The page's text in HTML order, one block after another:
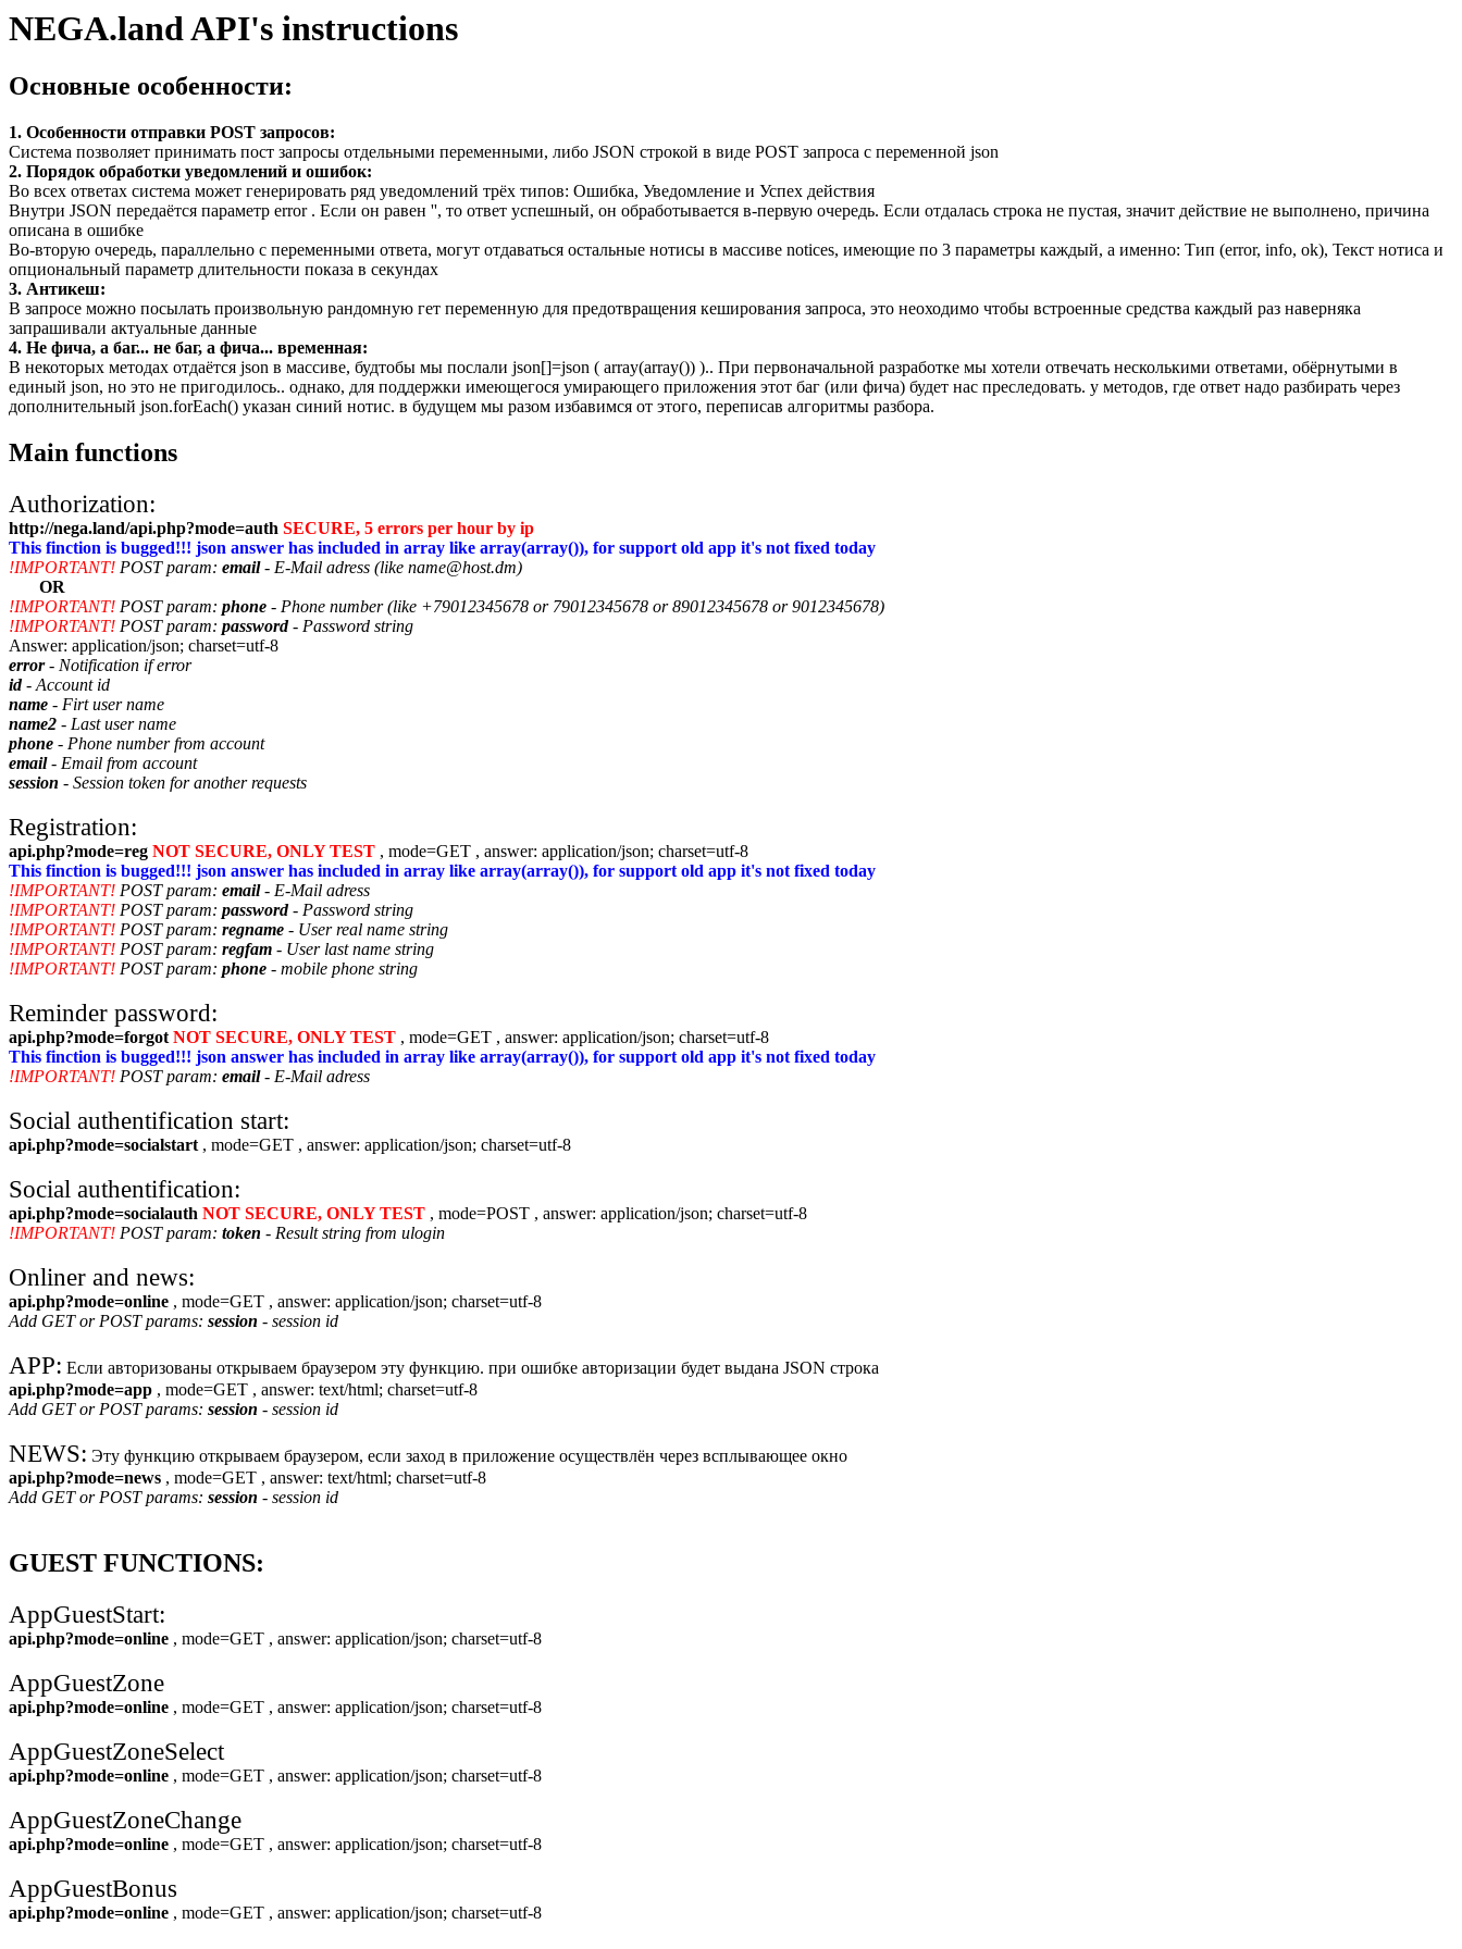
NEGA.land API's instructions
Основные особенности:
1. Особенности отправки POST запросов:
Система позволяет принимать пост запросы отдельными переменными, либо JSON строкой в виде POST запроса с переменной json
2. Порядок обработки уведомлений и ошибок:
Во всех ответах система может генерировать ряд уведомлений трёх типов: Ошибка, Уведомление и Успех действия
Внутри JSON передаётся параметр error . Если он равен '', то ответ успешный, он обработывается в-первую очередь. Если отдалась строка не пустая, значит действие не выполнено, причина
описана в ошибке
Во-вторую очередь, параллельно с переменными ответа, могут отдаваться остальные нотисы в массиве notices, имеющие по 3 параметры каждый, а именно: Тип (error, info, ok), Текст нотиса и
опциональный параметр длительности показа в секундах
3. Антикеш:
В запросе можно посылать произвольную рандомную гет переменную для предотвращения кеширования запроса, это неоходимо чтобы встроенные средства каждый раз наверняка
запрашивали актуальные данные
4. Не фича, а баг... не баг, а фича... временная:
В некоторых методах отдаётся json в массиве, будтобы мы послали json[]=json ( array(array()) ).. При первоначальной разработке мы хотели отвечать несколькими ответами, обёрнутыми в
единый json, но это не пригодилось.. однако, для поддержки имеющегося умирающего приложения этот баг (или фича) будет нас преследовать. у методов, где ответ надо разбирать через
дополнительный json.forEach() указан синий нотис. в будущем мы разом избавимся от этого, переписав алгоритмы разбора.
Main functions
Authorization:
http://nega.land/api.php?mode=auth SECURE, 5 errors per hour by ip
This finction is bugged!!! json answer has included in array like array(array()), for support old app it's not fixed today
!IMPORTANT! POST param: email- E-Mail adress (like name@host.dm)
OR
!IMPORTANT! POST param: phone - Phone number (like +79012345678 or 79012345678 or 89012345678 or 9012345678)
!IMPORTANT! POST param: password- Password string
Answer: application/json; charset=utf-8
error- Notification if error
id- Account id
name - Firt user name
name2 - Last user name
phone - Phone number from account
email- Email from account
session - Session token for another requests
Registration:
api.php?mode=reg NOT SECURE, ONLY TEST , mode=GET , answer: application/json; charset=utf-8
This finction is bugged!!! json answer has included in array like array(array()), for support old app it's not fixed today
!IMPORTANT! POST param: email- E-Mail adress
!IMPORTANT! POST param: password- Password string
!IMPORTANT! POST param: regname - User real name string
!IMPORTANT! POST param: regfam - User last name string
!IMPORTANT! POST param: phone - mobile phone string
Reminder password:
api.php?mode=forgot NOT SECURE, ONLY TEST , mode=GET , answer: application/json; charset=utf-8
This finction is bugged!!! json answer has included in array like array(array()), for support old app it's not fixed today
!IMPORTANT! POST param: email- E-Mail adress
Social authentification start:
api.php?mode=socialstart , mode=GET , answer: application/json; charset=utf-8
Social authentification:
api.php?mode=socialauth NOT SECURE, ONLY TEST , mode=POST , answer: application/json; charset=utf-8
!IMPORTANT! POST param: token - Result string from ulogin
Onliner and news:
api.php?mode=online , mode=GET , answer: application/json; charset=utf-8
Add GET or POST params: session - session id
APP: Если авторизованы открываем браузером эту функцию. при ошибке авторизации будет выдана JSON строка
api.php?mode=app , mode=GET , answer: text/html; charset=utf-8
Add GET or POST params: session - session id
NEWS: Эту функцию открываем браузером, если заход в приложение осуществлён через всплывающее окно
api.php?mode=news , mode=GET , answer: text/html; charset=utf-8
Add GET or POST params: session - session id
GUEST FUNCTIONS:
AppGuestStart:
api.php?mode=online , mode=GET , answer: application/json; charset=utf-8
AppGuestZone
api.php?mode=online , mode=GET , answer: application/json; charset=utf-8
AppGuestZoneSelect
api.php?mode=online , mode=GET , answer: application/json; charset=utf-8
AppGuestZoneChange
api.php?mode=online , mode=GET , answer: application/json; charset=utf-8
AppGuestBonus
api.php?mode=online , mode=GET , answer: application/json; charset=utf-8